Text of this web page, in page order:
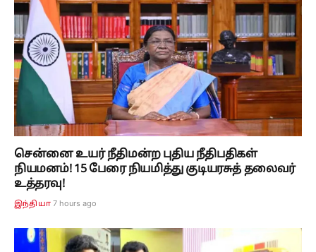
சென்னை உயர் நீதிமன்ற புதிய நீதிபதிகள்
நியமனம்! 15 பேரை நியமித்து குடியரசுத் தலைவர்
உத்தரவு!
இந்தியா 7 hours ago